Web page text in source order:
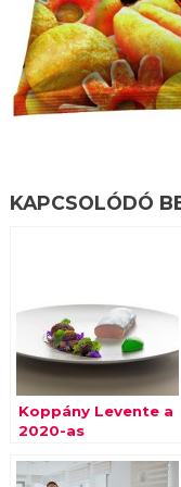
KAPCSOLÓDÓ
Koppány Levente a
2020-as
Chef verseny régiós